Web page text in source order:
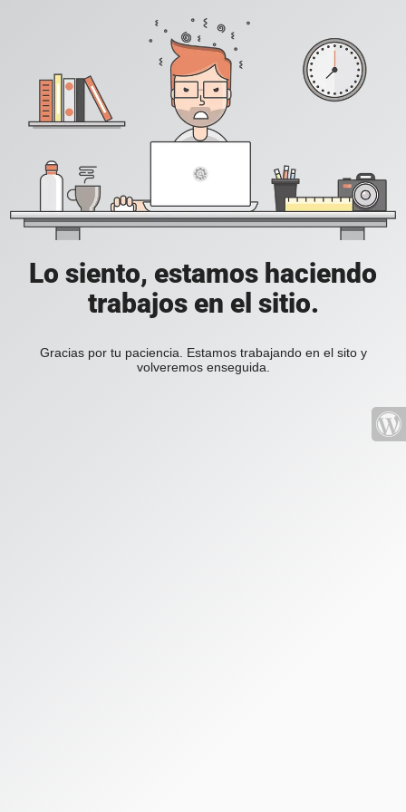
Lo siento, estamos haciendo
trabajos en el sitio.
Gracias por tu paciencia. Estamos trabajando en el sito y
volveremos enseguida.